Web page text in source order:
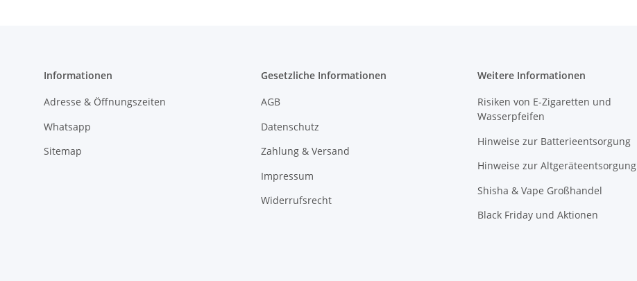
Informationen
Adresse & Öffnungszeiten
Whatsapp
Sitemap
Gesetzliche Informationen
AGB
Datenschutz
Zahlung & Versand
Impressum
Widerrufsrecht
Weitere Informationen
Risiken von E-Zigaretten und
Wasserpfeifen
Hinweise zur Batterieentsorgung
Hinweise zur Altgeräteentsorgung
Shisha & Vape Großhandel
Black Friday und Aktionen